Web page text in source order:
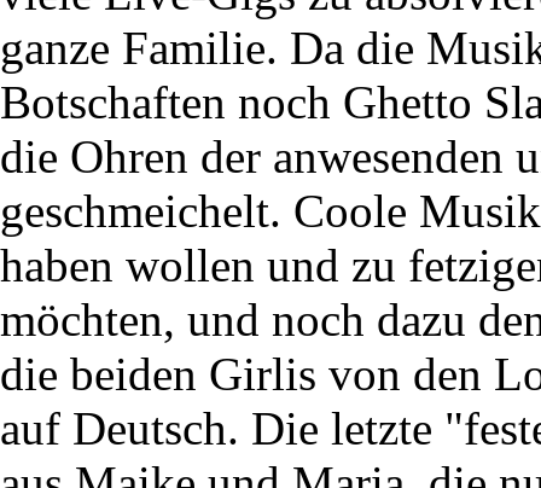
ganze Familie. Da die
Botschaften noch Ghetto
die Ohren der anwesenden
geschmeichelt. Coole
haben wollen und zu
möchten, und noch dazu
die beiden Girlis von den
auf Deutsch. Die letzte